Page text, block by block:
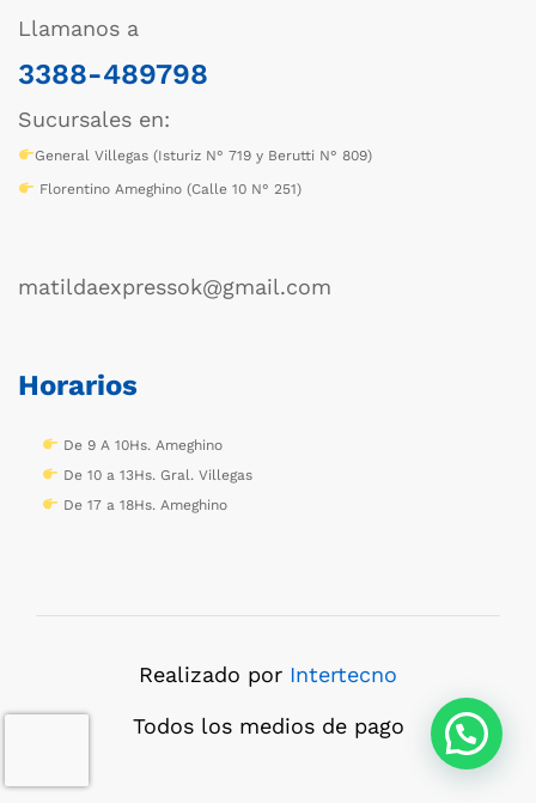
Llamanos a
3388-489798
Sucursales en:
General Villegas (Isturiz N° 719 y Berutti N° 809)
Florentino Ameghino (Calle 10 N° 251)
matildaexpressok@gmail.com
Horarios
De 9 A 10Hs. Ameghino
De 10 a 13Hs. Gral. Villegas
De 17 a 18Hs. Ameghino
Realizado por Intertecno
Todos los medios de pago